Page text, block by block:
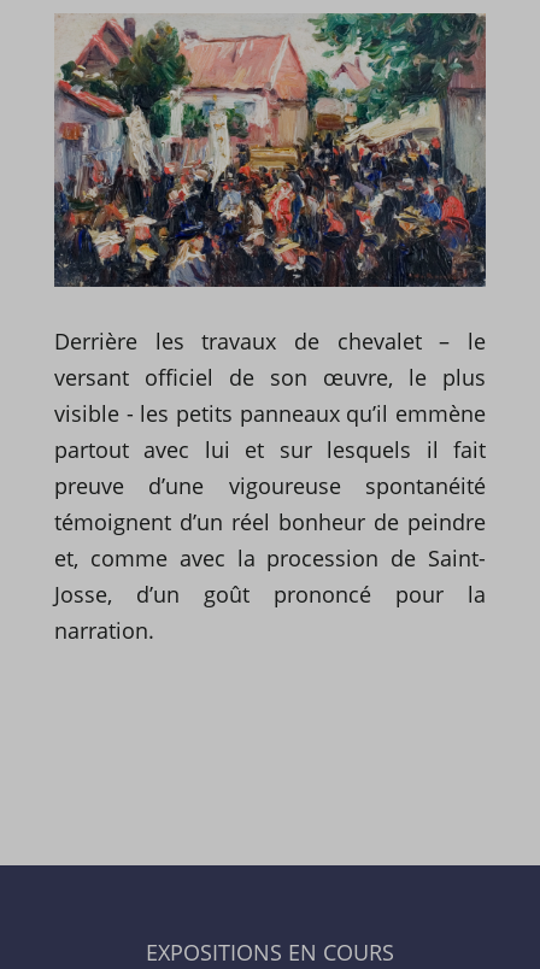
Derrière les travaux de chevalet – le
versant officiel de son œuvre, le plus
visible - les petits panneaux qu’il emmène
partout avec lui et sur lesquels il fait
preuve d’une vigoureuse spontanéité
témoignent d’un réel bonheur de peindre
et, comme avec la procession de Saint-
Josse, d’un goût prononcé pour la
narration.
EXPOSITIONS EN COURS